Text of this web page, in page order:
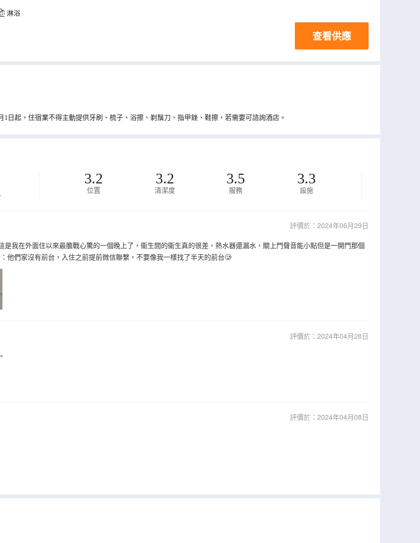
淋浴
查看供應
日起，住宿業不得主動提供牙刷、梳子、浴擦、剃鬚刀、指甲銼、鞋擦，若需要可諮詢酒店。
3.2
位置
3.2
清潔度
3.5
服務
3.3
設施
評價於：2024年06月29日
是我在外面住以來最膽戰心驚的一個晚上了，衞生間的衞生真的很差，熱水器還漏水，關上門聲音能小點但是一開門那個
他們家沒有前台，入住之前提前微信聯繫，不要像我一樣找了半天的前台🥲
評價於：2024年04月28日
評價於：2024年04月08日